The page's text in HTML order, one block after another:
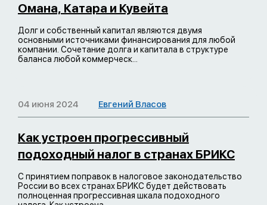
Омана, Катара и Кувейта
Долг и собственный капитал являются двумя
основными источниками финансирования для любой
компании. Сочетание долга и капитала в структуре
баланса любой коммерческ...
04 июня 2024 Евгений Власов
Как устроен прогрессивный
подоходный налог в странах БРИКС
С принятием поправок в налоговое законодательство
России во всех странах БРИКС будет действовать
полноценная прогрессивная шкала подоходного